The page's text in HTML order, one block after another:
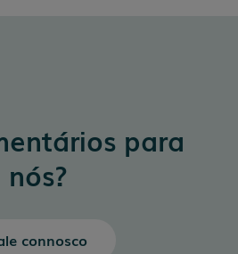
para
nós?
connosco